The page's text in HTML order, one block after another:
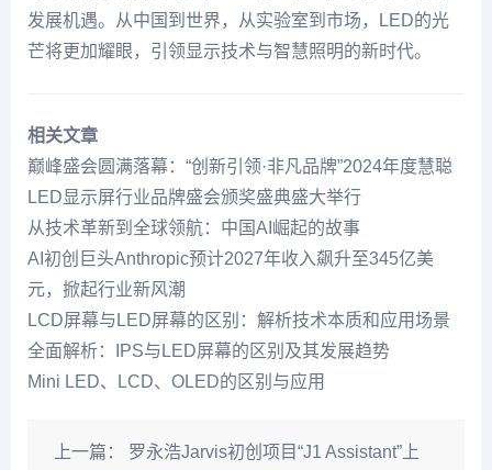
发展机遇。从中国到世界，从实验室到市场，LED的光
芒将更加耀眼，引领显示技术与智慧照明的新时代。
相关文章
巅峰盛会圆满落幕：“创新引领·非凡品牌”2024年度慧聪
LED显示屏行业品牌盛会颁奖盛典盛大举行
从技术革新到全球领航：中国AI崛起的故事
AI初创巨头Anthropic预计2027年收入飙升至345亿美
元，掀起行业新风潮
LCD屏幕与LED屏幕的区别：解析技术本质和应用场景
全面解析：IPS与LED屏幕的区别及其发展趋势
Mini LED、LCD、OLED的区别与应用
上一篇： 罗永浩Jarvis初创项目“J1 Assistant”上